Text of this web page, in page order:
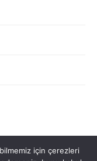
için çerezleri